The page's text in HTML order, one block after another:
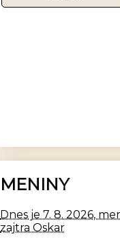
MENINY
Dnes je 7. 8. 2026,
zajtra Oskar